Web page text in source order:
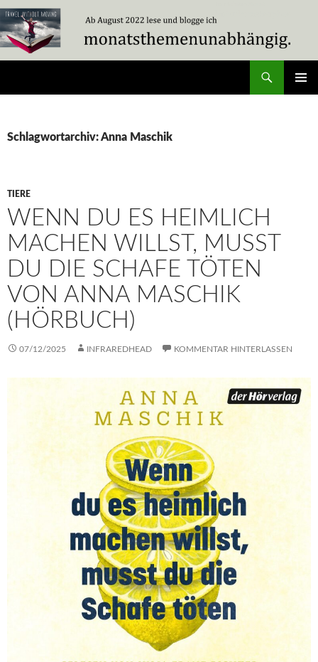
Zum
Inhalt
springen
Schlagwortarchiv: Anna Maschik
TIERE
WENN DU ES HEIMLICH
MACHEN WILLST, MUSST
DU DIE SCHAFE TÖTEN
VON ANNA MASCHIK
(HÖRBUCH)
07/12/2025 INFRAREDHEAD KOMMENTAR HINTERLASSEN